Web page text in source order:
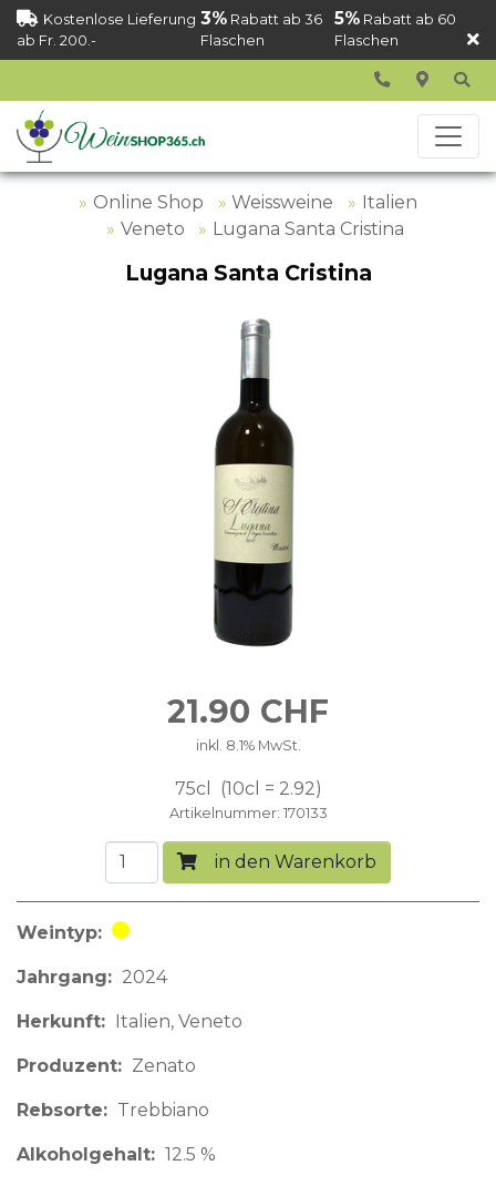
Kostenlose Lieferung
ab Fr. 200.-
3% Rabatt ab 36
Flaschen
5%Rabatt ab 60
Flaschen
Online Shop Weissweine
Italien
Veneto
Lugana Santa Cristina
Lugana Santa Cristina
21.90 CHF
inkl. 8.1% MwSt.
75cl 10cl = 2.92
Artikelnummer 170133
in den Warenkorb
Weintyp Weisswein
Jahrgang 2024
Herkunft Italien Veneto
Produzent Zenato
Rebsorte Trebbiano
Alkoholgehalt 12.5 %